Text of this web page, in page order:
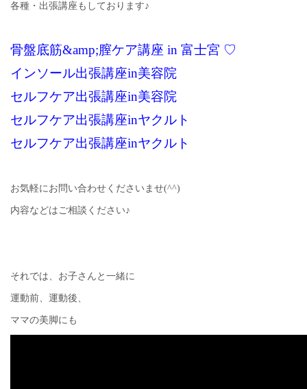
各種・出張講座もしております♪
骨盤底筋&amp;膣ケア講座 in 富士宮 ♡
インソール出張講座in美容院
セルフケア出張講座in美容院
セルフケア出張講座inヤクルト
セルフケア出張講座inヤクルト
お気軽にお問い合わせくださいませ(^^)
内容などはご相談ください♪
それでは、お子さんと一緒に
運動前、運動後、
ママの美脚にも